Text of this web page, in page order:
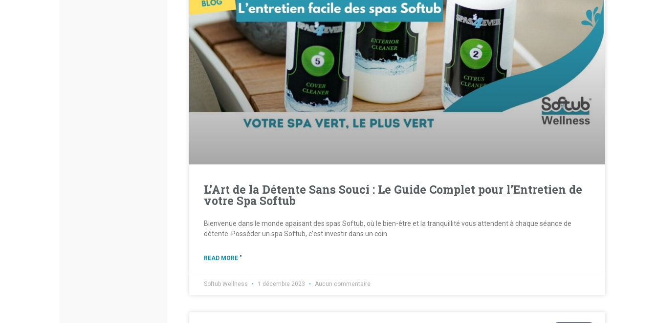
L’Art de la Détente Sans Souci : Le Guide Complet pour l’Entretien de
votre Spa Softub
Bienvenue dans le monde apaisant des spas Softub, où le bien-être et la tranquillité vous attendent à chaque séance de
détente. Posséder un spa Softub, c’est investir dans un coin
READ MORE "
Softub Wellness 1 décembre 2023 Aucun commentaire